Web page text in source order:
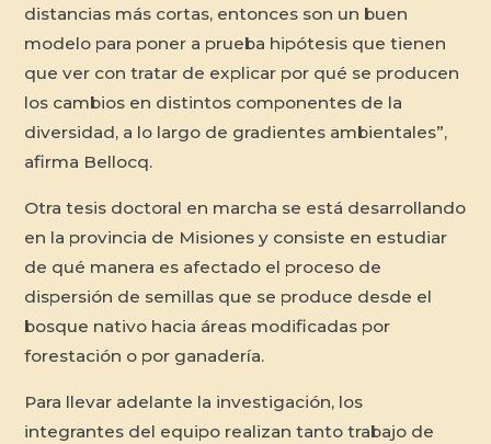
distancias más cortas, entonces son un buen
modelo para poner a prueba hipótesis que tienen
que ver con tratar de explicar por qué se producen
los cambios en distintos componentes de la
diversidad, a lo largo de gradientes ambientales”,
afirma Bellocq.
Otra tesis doctoral en marcha se está desarrollando
en la provincia de Misiones y consiste en estudiar
de qué manera es afectado el proceso de
dispersión de semillas que se produce desde el
bosque nativo hacia áreas modificadas por
forestación o por ganadería.
Para llevar adelante la investigación, los
integrantes del equipo realizan tanto trabajo de